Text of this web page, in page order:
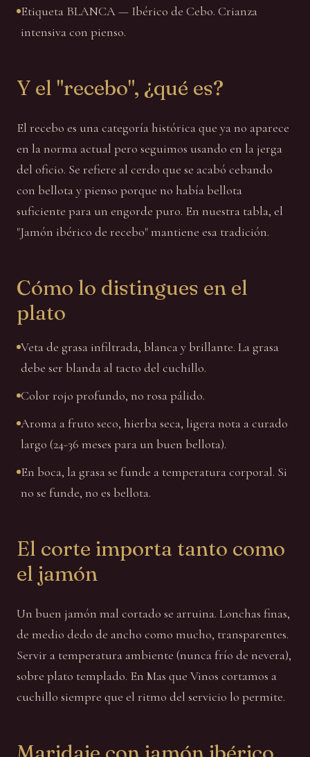
Etiqueta BLANCA — Ibérico de Cebo. Crianza
intensiva con pienso.
Y el "recebo", ¿qué es?
El recebo es una categoría histórica que ya no aparece
en la norma actual pero seguimos usando en la jerga
del oficio. Se refiere al cerdo que se acabó cebando
con bellota y pienso porque no había bellota
suficiente para un engorde puro. En nuestra tabla, el
"Jamón ibérico de recebo" mantiene esa tradición.
Cómo lo distingues en el
plato
Veta de grasa infiltrada, blanca y brillante. La grasa
debe ser blanda al tacto del cuchillo.
Color rojo profundo, no rosa pálido.
Aroma a fruto seco, hierba seca, ligera nota a curado
largo (24-36 meses para un buen bellota).
En boca, la grasa se funde a temperatura corporal. Si
no se funde, no es bellota.
El corte importa tanto como
el jamón
Un buen jamón mal cortado se arruina. Lonchas finas,
de medio dedo de ancho como mucho, transparentes.
Servir a temperatura ambiente (nunca frío de nevera),
sobre plato templado. En Mas que Vinos cortamos a
cuchillo siempre que el ritmo del servicio lo permite.